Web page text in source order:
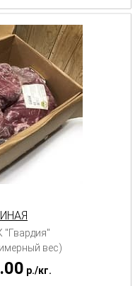
"Гвардия"
вес)
p./кг.